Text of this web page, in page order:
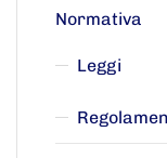
Normativa
Leggi